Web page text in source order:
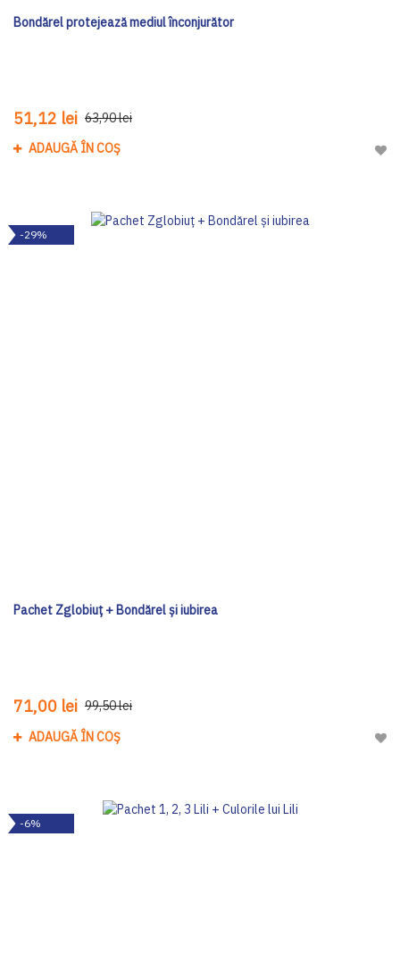
Bondărel protejează mediul înconjurător
51,12 lei 63,90 lei
ADAUGĂ ÎN COȘ
-29%
Pachet Zglobiuț + Bondărel și iubirea
71,00 lei 99,50 lei
ADAUGĂ ÎN COȘ
-6%